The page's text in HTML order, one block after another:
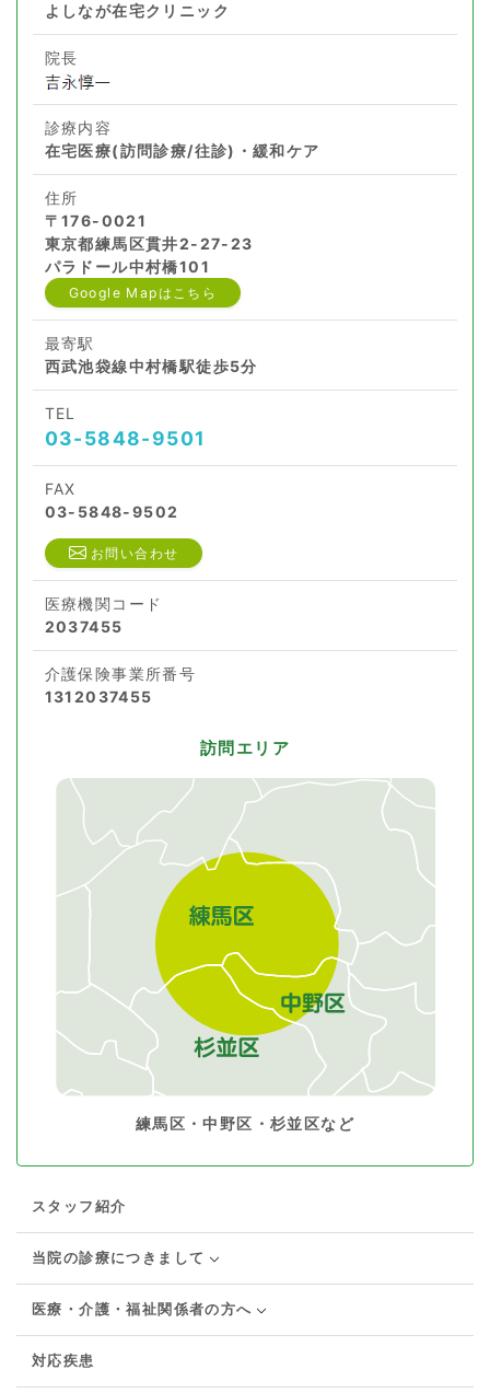
よしなが在宅クリニック
院長
診療内容
在宅医療(訪問診療/往診)・緩和ケア
住所
〒176-0021
東京都練馬区貫井2-27-23
パラドール中村橋101
Google Mapはこちら
最寄駅
西武池袋線中村橋駅徒歩5分
TEL
03-5848-9501
FAX
03-5848-9502
お問い合わせ
医療機関コード
2037455
介護保険事業所番号
1312037455
訪問エリア
練馬区・中野区・杉並区など
スタッフ紹介
当院の診療につきまして
医療・介護・福祉関係者の方へ
対応疾患